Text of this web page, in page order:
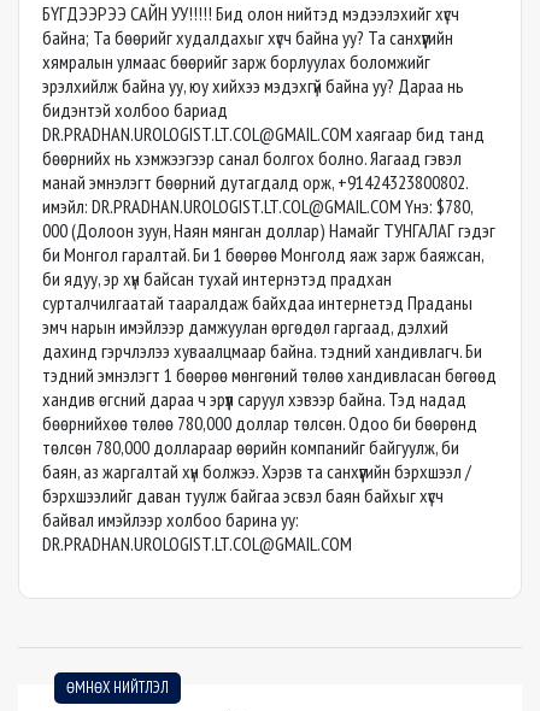
БҮГДЭЭРЭЭ САЙН УУ!!!!! Бид олон нийтэд мэдээлэхийг хүсч
байна; Та бөөрийг худалдахыг хүсч байна уу? Та санхүүгийн
хямралын улмаас бөөрийг зарж борлуулах боломжийг
эрэлхийлж байна уу, юу хийхээ мэдэхгүй байна уу? Дараа нь
бидэнтэй холбоо бариад
DR.PRADHAN.UROLOGIST.LT.COL@GMAIL.COM хаягаар бид танд
бөөрнийх нь хэмжээгээр санал болгох болно. Яагаад гэвэл
манай эмнэлэгт бөөрний дутагдалд орж, +91424323800802.
имэйл: DR.PRADHAN.UROLOGIST.LT.COL@GMAIL.COM Yнэ: $780,
000 (Долоон зуун, Наян мянган доллар) Намайг ТУНГАЛАГ гэдэг
би Монгол гаралтай. Би 1 бөөрөө Монголд яаж зарж баяжсан,
би ядуу, эр хүн байсан тухай интернэтэд прадхан
сурталчилгаатай тааралдаж байхдаа интернетэд Праданы
эмч нарын имэйлээр дамжуулан өргөдөл гаргаад, дэлхий
дахинд гэрчлэлээ хуваалцмаар байна. тэдний хандивлагч. Би
тэдний эмнэлэгт 1 бөөрөө мөнгөний төлөө хандивласан бөгөөд
хандив өгсний дараа ч эрүүл саруул хэвээр байна. Тэд надад
бөөрнийхөө төлөө 780,000 доллар төлсөн. Одоо би бөөрөнд
төлсөн 780,000 доллараар өөрийн компанийг байгуулж, би
баян, аз жаргалтай хүн болжээ. Хэрэв та санхүүгийн бэрхшээл /
бэрхшээлийг даван туулж байгаа эсвэл баян байхыг хүсч
байвал имэйлээр холбоо барина уу:
DR.PRADHAN.UROLOGIST.LT.COL@GMAIL.COM
ӨМНӨХ НИЙТЛЭЛ